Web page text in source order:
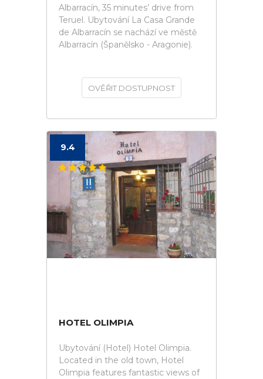
Albarracín, 35 minutes’ drive from
Teruel. Ubytování La Casa Grande
de Albarracín se nachází ve městě
Albarracín (Španělsko - Aragonie).
OVĚŘIT DOSTUPNOST
9.4
HOTEL OLIMPIA
Ubytování (Hotel) Hotel Olimpia.
Located in the old town, Hotel
Olimpia features fantastic views of